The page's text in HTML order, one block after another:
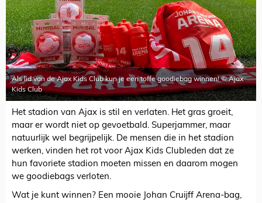
Als lid van de Ajax Kids Club kun je een toffe goodiebag winnen! © Ajax
Kids Club
Het stadion van Ajax is stil en verlaten. Het gras groeit,
maar er wordt niet op gevoetbald. Superjammer, maar
natuurlijk wel begrijpelijk. De mensen die in het stadion
werken, vinden het rot voor Ajax Kids Clubleden dat ze
hun favoriete stadion moeten missen en daarom mogen
we goodiebags verloten.
Wat je kunt winnen? Een mooie Johan Cruijff Arena-bag,